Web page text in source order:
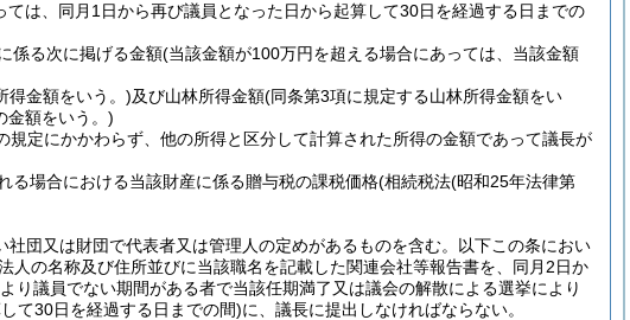
は、同月1日から再び議員となった日から起算して30日を経過する日までの
係る次に掲げる金額(当該金額が100万円を超える場合にあっては、当該金額
得金額をいう。)及び山林所得金額(同条第3項に規定する山林所得金額をい
金額をいう。)
規定にかかわらず、他の所得と区分して計算された所得の金額であって議長が
る場合における当該財産に係る贈与税の課税価格(相続税法(昭和25年法律第
社団又は財団で代表者又は管理人の定めがあるものを含む。以下この条におい
の名称及び住所並びに当該職名を記載した関連会社等報告書を、同月2日か
り議員でない期間がある者で当該任期満了又は議会の解散による選挙により
て30日を経過する日までの間)に、議長に提出しなければならない。